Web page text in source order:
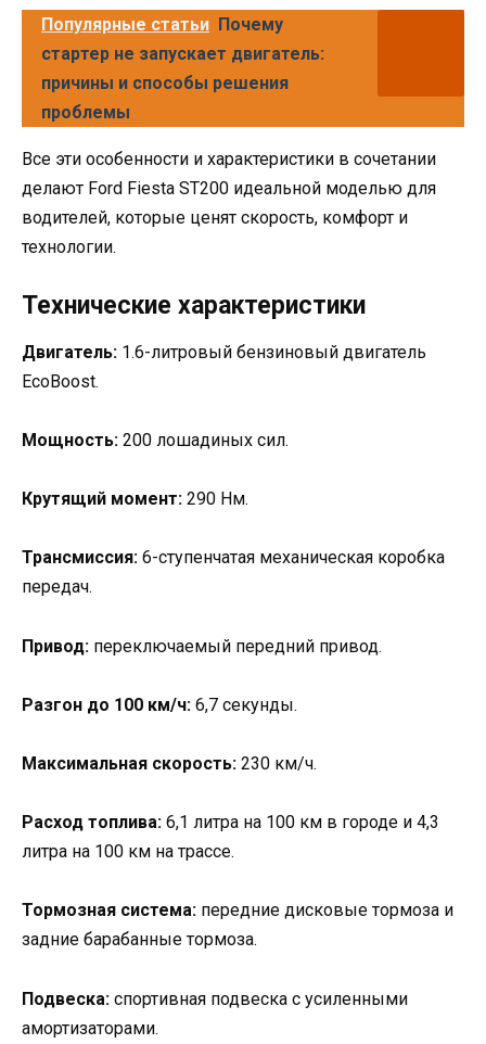
Популярные статьи Почему
стартер не запускает двигатель:
причины и способы решения
проблемы
Все эти особенности и характеристики в сочетании
делают Ford Fiesta ST200 идеальной моделью для
водителей, которые ценят скорость, комфорт и
технологии.
Технические характеристики
Двигатель: 1.6-литровый бензиновый двигатель
EcoBoost.
Мощность: 200 лошадиных сил.
Крутящий момент: 290 Нм.
Трансмиссия: 6-ступенчатая механическая коробка
передач.
Привод: переключаемый передний привод.
Разгон до 100 км/ч: 6,7 секунды.
Максимальная скорость: 230 км/ч.
Расход топлива: 6,1 литра на 100 км в городе и 4,3
литра на 100 км на трассе.
Тормозная система: передние дисковые тормоза и
задние барабанные тормоза.
Подвеска: спортивная подвеска с усиленными
амортизаторами.